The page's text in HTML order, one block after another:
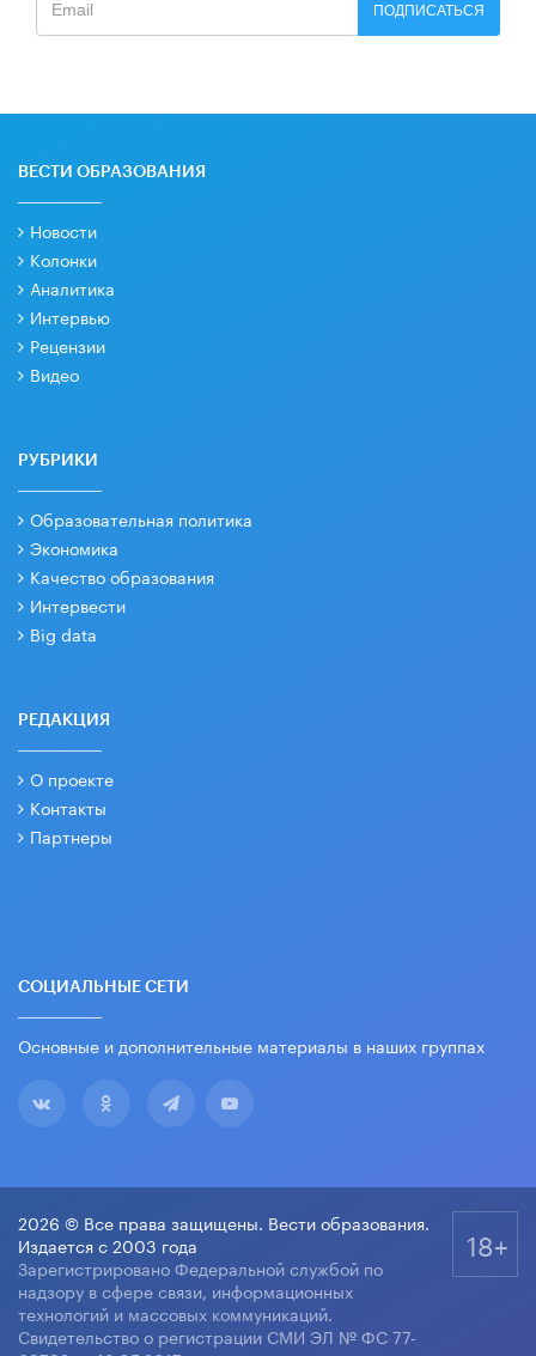
ПОДПИСАТЬСЯ
ВЕСТИ ОБРАЗОВАНИЯ
Новости
Колонки
Аналитика
Интервью
Рецензии
Видео
РУБРИКИ
Образовательная политика
Экономика
Качество образования
Интервести
Big data
РЕДАКЦИЯ
О проекте
Контакты
Партнеры
СОЦИАЛЬНЫЕ СЕТИ
Основные и дополнительные материалы в наших группах
2026 © Все права защищены. Вести образования.
Издается с 2003 года
Зарегистрировано Федеральной службой по
надзору в сфере связи, информационных
технологий и массовых коммуникаций.
Свидетельство о регистрации СМИ ЭЛ № ФС 77-
18+